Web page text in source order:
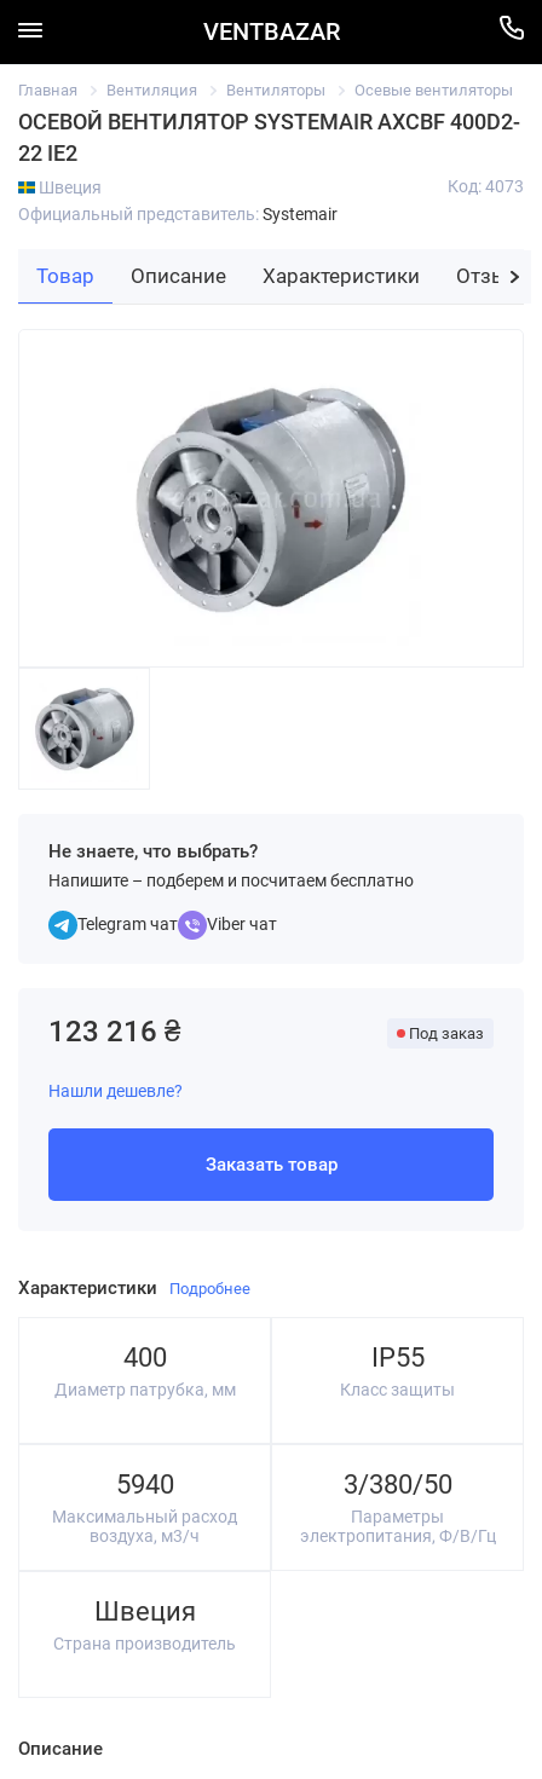
VENTBAZAR
Главная Вентиляция Вентиляторы Осевые вентиляторы
ОСЕВОЙ ВЕНТИЛЯТОР SYSTEMAIR AXCBF 400D2-
22 IE2
Швеция
Официальный представитель:Systemair
Код: 4073
Не знаете, что выбрать?
Напишите – подберем и посчитаем бесплатно
Telegram чат Viber чат
Характеристики Подробнее
400
Диаметр патрубка, мм
IP55
Класс защиты
5940
Максимальный расход
воздуха, м3/ч
3/380/50
Параметры
электропитания, Ф/В/Гц
Швеция
Страна производитель
Описание
123 216 ₴ Под заказ
Нашли дешевле?
Заказать товар
Товар Описание Характеристики Отзывы